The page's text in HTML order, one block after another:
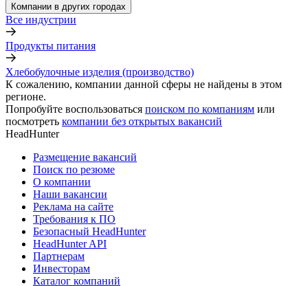
Компании в других городах
Все индустрии
Продукты питания
Хлебобулочные изделия (производство)
К сожалению, компании данной сферы не найдены в этом
регионе.
Попробуйте воспользоваться поиском по компаниям или
посмотреть компании без открытых вакансий
HeadHunter
Размещение вакансий
Поиск по резюме
О компании
Наши вакансии
Реклама на сайте
Требования к ПО
Безопасный HeadHunter
HeadHunter API
Партнерам
Инвесторам
Каталог компаний